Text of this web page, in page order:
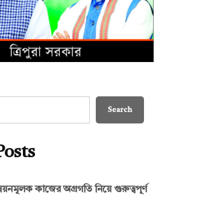
Search
কাজের অগ্রগতি নিয়ে গুরুত্বপূর্ণ